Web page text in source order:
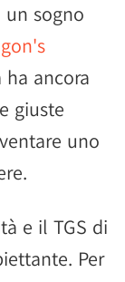
sogno
ha ancora
giuste
uno
e il TGS di
Per